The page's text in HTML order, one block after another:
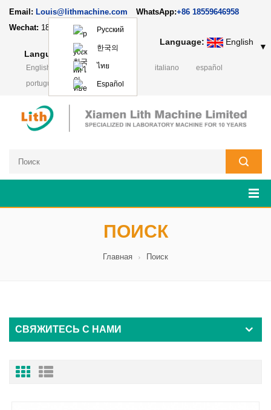
Email: Louis@lithmachine.com WhatsApp:+86 18559646958
Wechat: 18659217588
Language: English ▼
Language: English
Русский
한국의
ไทย
Español
English français italiano
español
português
日本語 Polski
ПОИСК
Главная Поиск
СВЯЖИТЕСЬ С НАМИ